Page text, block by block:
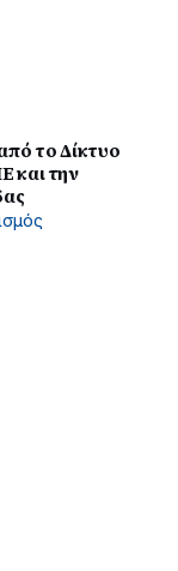
το Δίκτυο
και την